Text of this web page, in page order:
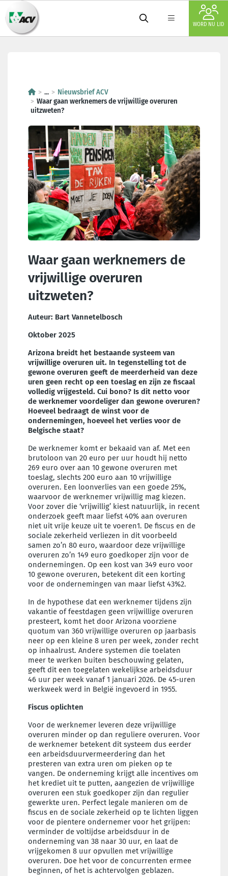
WORD NU LID
...
Nieuwsbrief ACV
Waar gaan werknemers de vrijwillige overuren
uitzweten?
Waar gaan werknemers de
vrijwillige overuren
uitzweten?
Auteur: Bart Vannetelbosch
Oktober 2025
Arizona breidt het bestaande systeem van
vrijwillige overuren uit. In tegenstelling tot de
gewone overuren geeft de meerderheid van deze
uren geen recht op een toeslag en zijn ze fiscaal
volledig vrijgesteld. Cui bono? Is dit netto voor
de werknemer voordeliger dan gewone overuren?
Hoeveel bedraagt de winst voor de
ondernemingen, hoeveel het verlies voor de
Belgische staat?
De werknemer komt er bekaaid van af. Met een
brutoloon van 20 euro per uur houdt hij netto
269 euro over aan 10 gewone overuren met
toeslag, slechts 200 euro aan 10 vrijwillige
overuren. Een loonverlies van een goede 25%,
waarvoor de werknemer vrijwillig mag kiezen.
Voor zover die ‘vrijwillig’ kiest natuurlijk, in recent
onderzoek geeft maar liefst 40% aan overuren
niet uit vrije keuze uit te voeren1. De fiscus en de
sociale zekerheid verliezen in dit voorbeeld
samen zo’n 80 euro, waardoor deze vrijwillige
overuren zo’n 149 euro goedkoper zijn voor de
ondernemingen. Op een kost van 349 euro voor
10 gewone overuren, betekent dit een korting
voor de ondernemingen van maar liefst 43%2.
In de hypothese dat een werknemer tijdens zijn
vakantie of feestdagen geen vrijwillige overuren
presteert, komt het door Arizona voorziene
quotum van 360 vrijwillige overuren op jaarbasis
neer op een kleine 8 uren per week, zonder recht
op inhaalrust. Andere systemen die toelaten
meer te werken buiten beschouwing gelaten,
geeft dit een toegelaten wekelijkse arbeidsduur
46 uur per week vanaf 1 januari 2026. De 45-uren
werkweek werd in België ingevoerd in 1955.
Fiscus oplichten
Voor de werknemer leveren deze vrijwillige
overuren minder op dan reguliere overuren. Voor
de werknemer betekent dit systeem dus eerder
een arbeidsduurvermeerdering dan het
presteren van extra uren om pieken op te
vangen. De onderneming krijgt alle incentives om
het krediet uit te putten, aangezien de vrijwillige
overuren een stuk goedkoper zijn dan regulier
gewerkte uren. Perfect legale manieren om de
fiscus en de sociale zekerheid op te lichten liggen
voor de pientere ondernemer voor het grijpen:
verminder de voltijdse arbeidsduur in de
onderneming van 38 naar 30 uur, en laat de
vrijgekomen 8 uur opvullen met vrijwillige
overuren. Doe het voor de concurrenten ermee
beginnen, of het is achtervolgen geblazen.